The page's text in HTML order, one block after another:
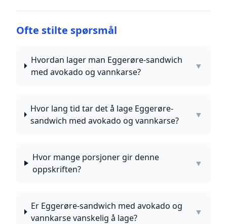
Ofte stilte spørsmål
Hvordan lager man Eggerøre-sandwich
med avokado og vannkarse?
▼
Hvor lang tid tar det å lage Eggerøre-
sandwich med avokado og vannkarse?
▼
Hvor mange porsjoner gir denne
oppskriften?
▼
Er Eggerøre-sandwich med avokado og
vannkarse vanskelig å lage?
▼